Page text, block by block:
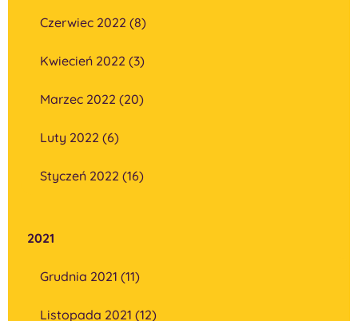
Czerwiec 2022 (8)
Kwiecień 2022 (3)
Marzec 2022 (20)
Luty 2022 (6)
Styczeń 2022 (16)
2021
Grudnia 2021 (11)
Listopada 2021 (12)